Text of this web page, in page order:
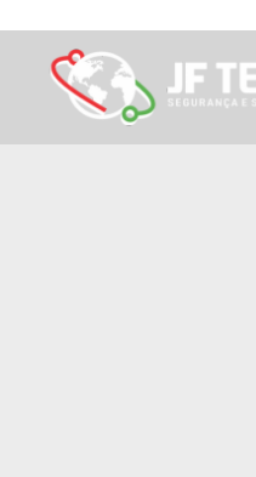
para
conteúdo